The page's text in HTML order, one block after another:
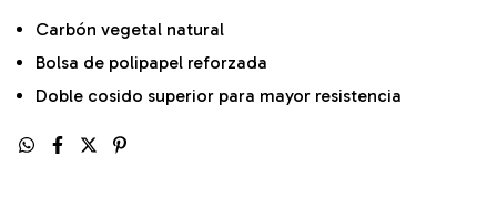
Carbón vegetal natural
Bolsa de polipapel reforzada
Doble cosido superior para mayor resistencia